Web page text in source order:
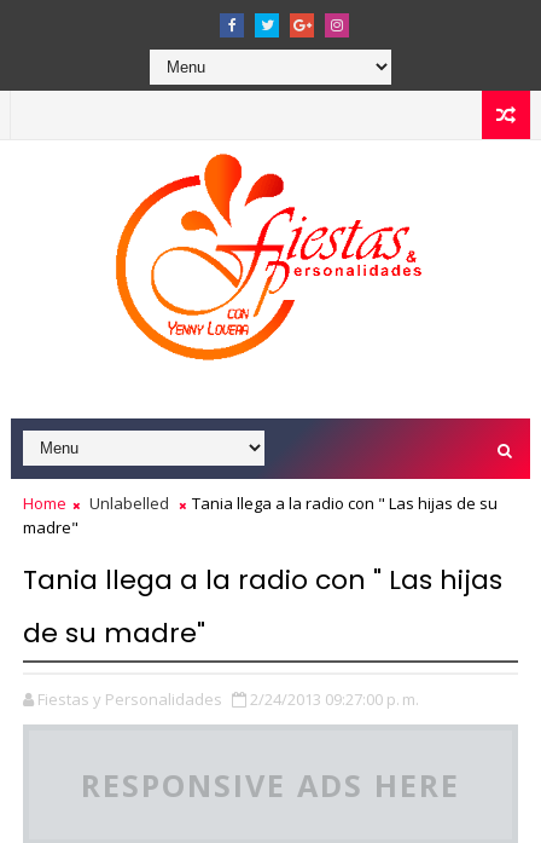
Home Unlabelled
Tania llega a la radio con " Las hijas de su
madre"
Tania llega a la radio con " Las hijas
de su madre"
Fiestas y Personalidades 2/24/2013 09:27:00 p. m.
RESPONSIVE ADS HERE